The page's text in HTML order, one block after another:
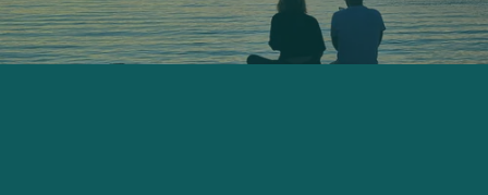
Bitllets de Ferry